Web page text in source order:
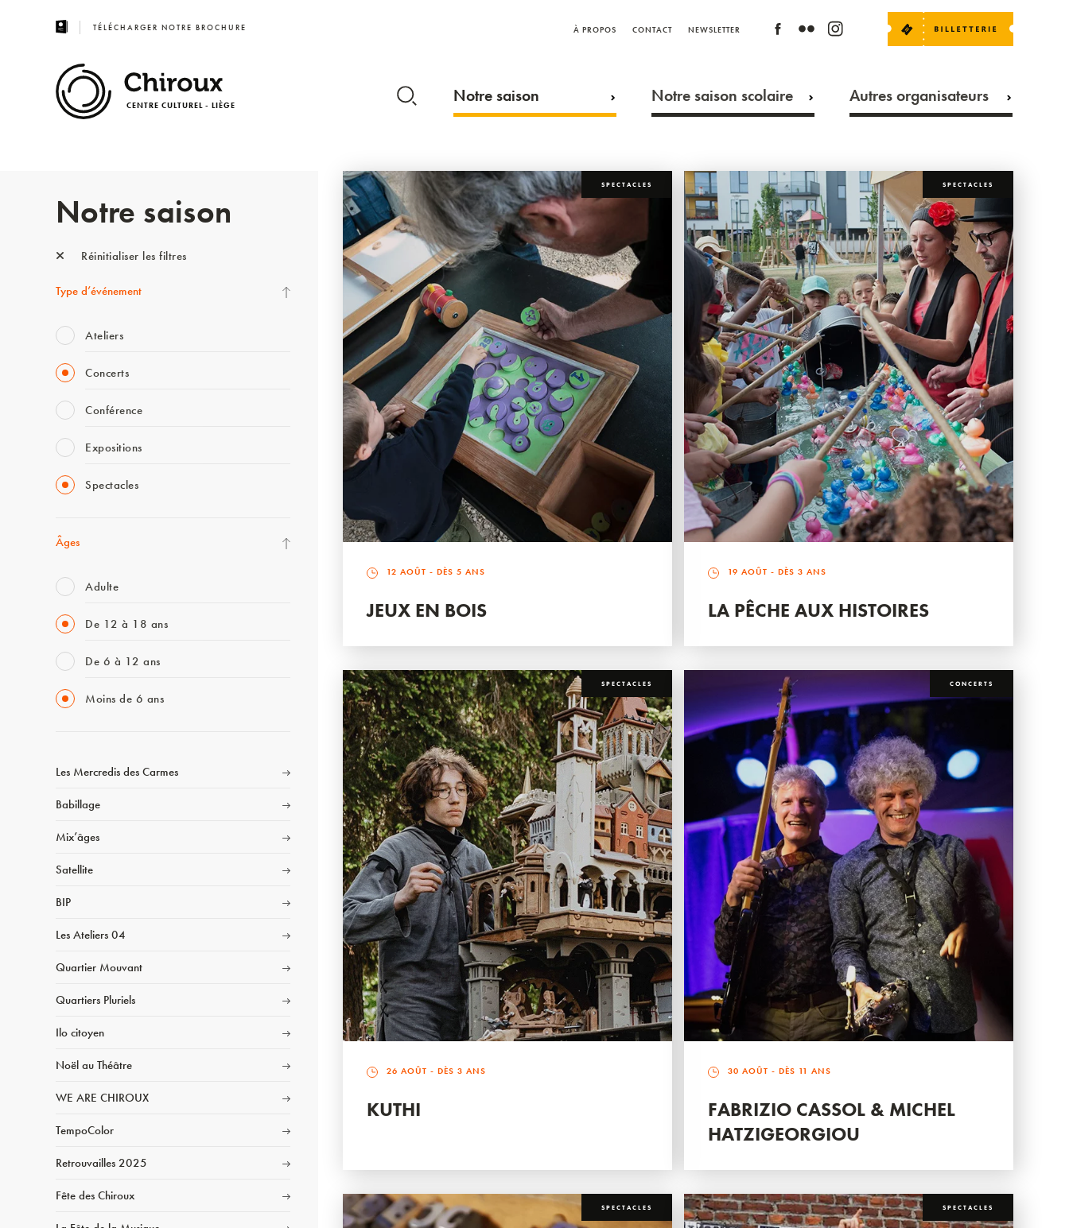
TÉLÉCHARGER NOTRE BROCHURE À PROPOS CONTACT NEWSLETTER
CENTRE CULTUREL - LIÈGE Notre saison Notre saison scolaire Autres organisateurs
Notre saison
Réinitialiser les filtres
Type d’événement
Ateliers
Concerts
Conférence
Expositions
Spectacles
Âges
Adulte
De 12 à 18 ans
De 6 à 12 ans
Moins de 6 ans
Les Mercredis des Carmes
Babillage
Mix’âges
Satellite
BIP
Les Ateliers 04
Quartier Mouvant
Quartiers Pluriels
Ilo citoyen
Noël au Théâtre
WE ARE CHIROUX
TempoColor
Retrouvailles 2025
Fête des Chiroux
SPECTACLES
12 AOÛT - DÈS 5 ANS
JEUX EN BOIS
SPECTACLES
19 AOÛT - DÈS 3 ANS
LA PÊCHE AUX HISTOIRES
SPECTACLES
26 AOÛT - DÈS 3 ANS
KUTHI
CONCERTS
30 AOÛT - DÈS 11 ANS
FABRIZIO CASSOL & MICHEL
HATZIGEORGIOU
SPECTACLES SPECTACLES